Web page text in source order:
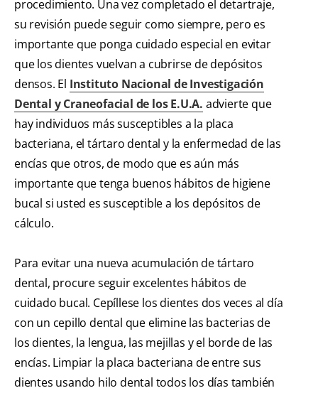
procedimiento. Una vez completado el detartraje,
su revisión puede seguir como siempre, pero es
importante que ponga cuidado especial en evitar
que los dientes vuelvan a cubrirse de depósitos
densos. El Instituto Nacional de Investigación
Dental y Craneofacial de los E.U.A. advierte que
hay individuos más susceptibles a la placa
bacteriana, el tártaro dental y la enfermedad de las
encías que otros, de modo que es aún más
importante que tenga buenos hábitos de higiene
bucal si usted es susceptible a los depósitos de
cálculo.
Para evitar una nueva acumulación de tártaro
dental, procure seguir excelentes hábitos de
cuidado bucal. Cepíllese los dientes dos veces al día
con un cepillo dental que elimine las bacterias de
los dientes, la lengua, las mejillas y el borde de las
encías. Limpiar la placa bacteriana de entre sus
dientes usando hilo dental todos los días también